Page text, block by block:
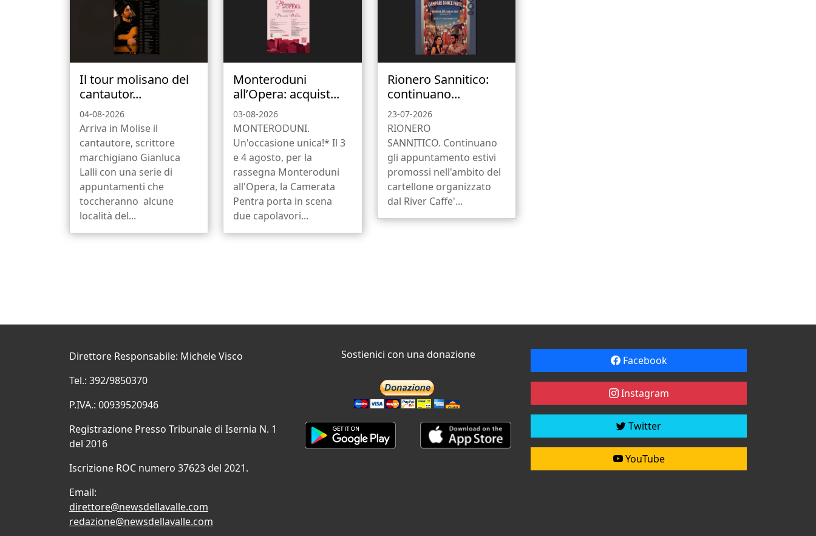
Il tour molisano del
cantautor...
04-08-2026
Arriva in Molise il
cantautore, scrittore
marchigiano Gianluca
Lalli con una serie di
appuntamenti che
toccheranno alcune
località del...
Monteroduni
all’Opera: acquist...
03-08-2026
MONTERODUNI.
Un'occasione unica!* Il 3
e 4 agosto, per la
rassegna Monteroduni
all'Opera, la Camerata
Pentra porta in scena
due capolavori...
Rionero Sannitico:
continuano...
23-07-2026
RIONERO
SANNITICO. Continuano
gli appuntamento estivi
promossi nell'ambito del
cartellone organizzato
dal River Caffe'...
Direttore Responsabile: Michele Visco
Tel.: 392/9850370
P.IVA.: 00939520946
Registrazione Presso Tribunale di Isernia N. 1
del 2016
Iscrizione ROC numero 37623 del 2021.
Email:
direttore@newsdellavalle.com
redazione@newsdellavalle.com
Sostienici con una donazione Facebook
Instagram
Twitter
YouTube